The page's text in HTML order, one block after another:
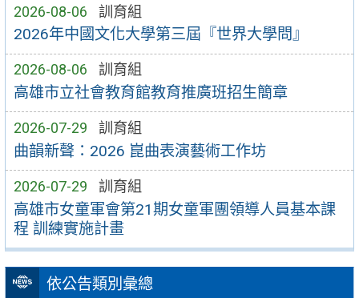
2026-08-06 訓育組
2026年中國文化大學第三屆『世界大學問』
2026-08-06 訓育組
高雄市立社會教育館教育推廣班招生簡章
2026-07-29 訓育組
曲韻新聲：2026 崑曲表演藝術工作坊
2026-07-29 訓育組
高雄市女童軍會第21期女童軍團領導人員基本課
程 訓練實施計畫
依公告類別彙總